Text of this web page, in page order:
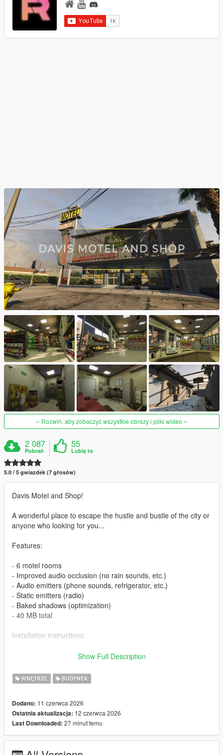
Rozwiń, aby zobaczyć wszystkie obrazy i pliki wideo
2 087
Pobrań
55
Lubię to
5.0 / 5 gwiazdek (7 głosów)
Davis Motel and Shop!
A wonderful place to escape the hustle and bustle of the city or
anyone who looking for you...
Features:
- 6 motel rooms
- Improved audio occlusion (no rain sounds, etc.)
- Audio emitters (phone sounds, refrigerator, etc.)
- Static emitters (radio)
- Baked shadows (optimization)
- 40 MB total
Installation instructions:
- Download the file
- Extract the archive into your server resource folder
- Done!
2. SP:
Show Full Description
WNĘTRZE BUDYNEK
Dodano: 11 czerwca 2026
Ostatnia aktualizacja: 12 czerwca 2026
Last Downloaded: 27 minut temu